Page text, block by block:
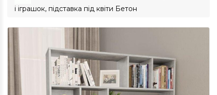
і іграшок, підставка під квіти Бетон